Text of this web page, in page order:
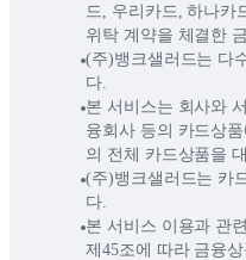
드, 우리카드, 하나카
위탁 계약을 체결한
(주)뱅크샐러드는 다
다.
본 서비스는 회사와
융회사 등의 카드상
의 전체 카드상품을
(주)뱅크샐러드는 카
다.
본 서비스 이용과 관
제45조에 따라 금융